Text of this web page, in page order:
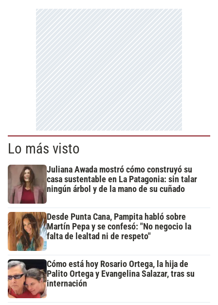
Lo más visto
Juliana Awada mostró cómo construyó su
casa sustentable en La Patagonia: sin talar
ningún árbol y de la mano de su cuñado
Desde Punta Cana, Pampita habló sobre
Martín Pepa y se confesó: "No negocio la
falta de lealtad ni de respeto"
Cómo está hoy Rosario Ortega, la hija de
Palito Ortega y Evangelina Salazar, tras su
internación